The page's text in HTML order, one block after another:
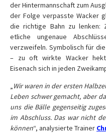
der Hintermannschaft zum
der Folge verpasste Wacker
die richtige Bahn zu lenken:
etliche ungenaue
verzweifeln. Symbolisch für
– zu oft wirkte Wacker
Eisenach sich in jeden
„Wir waren in der ersten
Leben schwer gemacht, aber
uns die Bälle gegenseitig
im Abschluss. Das war nicht
können“, analysierte Trainer